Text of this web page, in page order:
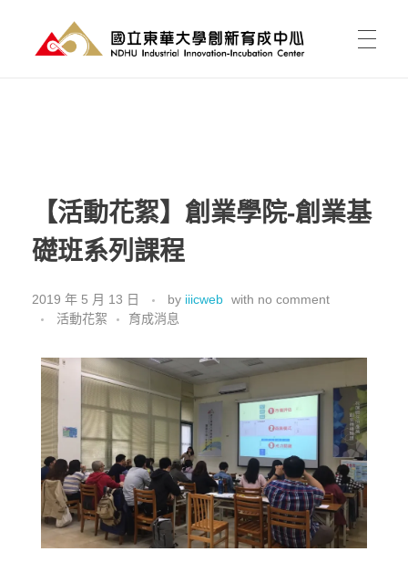
育成能為我做什麼?
有點子，如何開始?
空間介紹與租用
行政人員介紹
張文彥 主任
吳其璁 經理
劉美慧 助理
育成新聞
東之皇華創業競賽
活動花絮
東區聯盟相關資訊
轉知訊息
舊網站訊息(2019前)
關於中心
樓層平面圖
東區聯盟
其他資源
【活動花絮】創業學院-創業基
礎班系列課程
2019 年 5 月 13 日 by iiicweb with no comment
活動花絮
育成消息